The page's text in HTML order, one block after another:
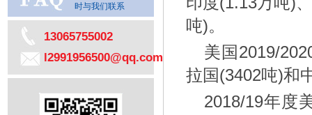
时与我们联系
13065755002
l2991956500@qq.com
吨)。
美国2019/
拉国(3402吨)和
2018/19年度